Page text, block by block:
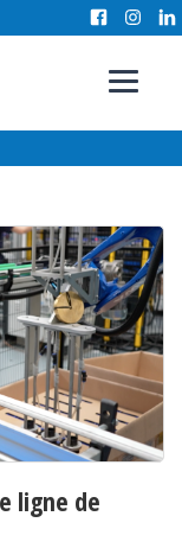
ligne de